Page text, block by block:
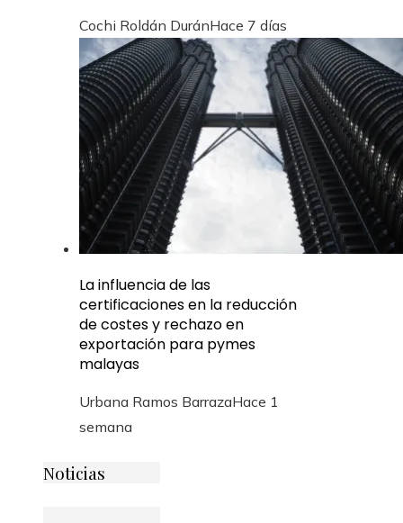
Cochi Roldán DuránHace 7 días
La influencia de las
certificaciones en la reducción
de costes y rechazo en
exportación para pymes
malayas
Urbana Ramos BarrazaHace 1
semana
Noticias